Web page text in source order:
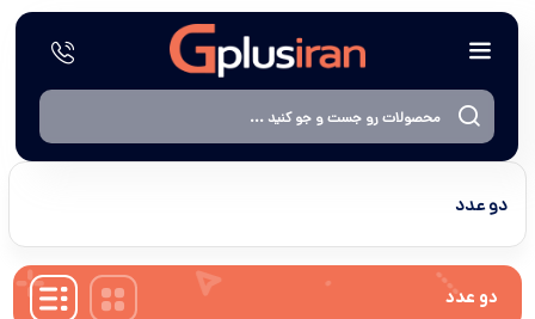
دو عدد
دو عدد